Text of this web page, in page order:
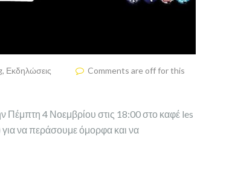
, Εκδηλώσεις
Comments are off for this
4 Νοεμβρίου στις 18:00 στο καφέ les
να περάσουμε όμορφα και να